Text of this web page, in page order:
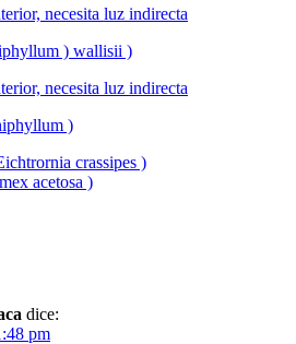
) wallisii )
)
crassipes )
acetosa )
dice:
pm